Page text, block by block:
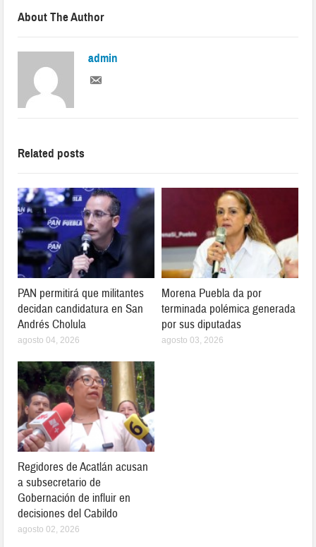
About The Author
admin
Related posts
PAN permitirá que militantes
decidan candidatura en San
Andrés Cholula
agosto 04, 2026
Morena Puebla da por
terminada polémica generada
por sus diputadas
agosto 03, 2026
Regidores de Acatlán acusan
a subsecretario de
Gobernación de influir en
decisiones del Cabildo
agosto 02, 2026